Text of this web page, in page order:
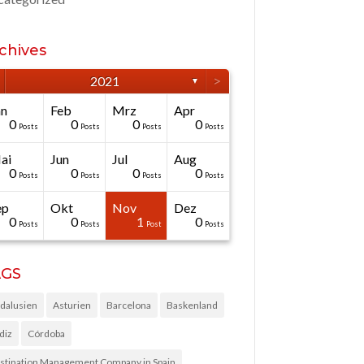
2021 ▼ >
0 Posts
Feb
0 Posts
Mrz
0 Posts
Apr
0 Posts
0 Posts
Jun
0 Posts
Jul
0 Posts
Aug
0 Posts
0 Posts
Okt
0 Posts
Nov
1 Post
Dez
0 Posts
Asturien Barcelona Baskenland
Córdoba